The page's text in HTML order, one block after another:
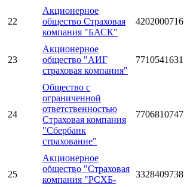
22
Акционерное
общество Страховая
компания "БАСК"
4202000716
23
Акционерное
общество "АИГ
страховая компания"
7710541631
24
Общество с
ограниченной
ответственностью
Страховая компания
"Сбербанк
страхование"
7706810747
25
Акционерное
общество "Страховая
компания "РСХБ-
3328409738